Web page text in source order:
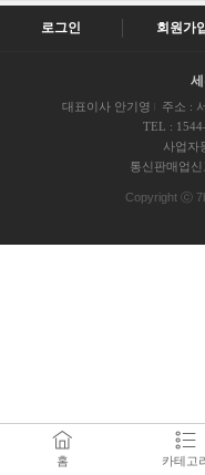
로그인 회원가
대표이사 안기영
주소 :
TEL :
사업자
통신판매업
Copyright ⓒ
홈 카테고